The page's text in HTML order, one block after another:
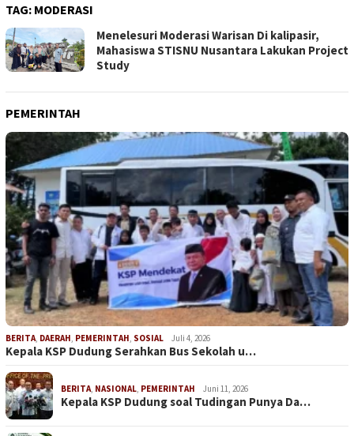
TAG: MODERASI
Menelesuri Moderasi Warisan Di kalipasir,
Mahasiswa STISNU Nusantara Lakukan Project
Study
PEMERINTAH
BERITA, DAERAH, PEMERINTAH, SOSIAL Juli 4, 2026
Kepala KSP Dudung Serahkan Bus Sekolah u…
BERITA, NASIONAL, PEMERINTAH Juni 11, 2026
Kepala KSP Dudung soal Tudingan Punya Da…